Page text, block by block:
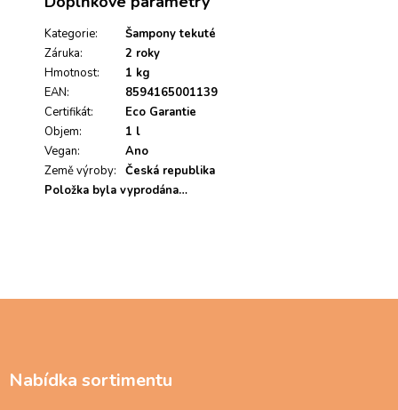
i
s
h
d
n
o
c
e
n
Kategorie:
Šampony tekuté
Záruka:
2 roky
Hmotnost:
1 kg
EAN:
8594165001139
Certifikát:
Eco Garantie
Objem:
1 l
Vegan:
Ano
Země výroby:
Česká republika
Položka byla vyprodána…
Nabídka sortimentu